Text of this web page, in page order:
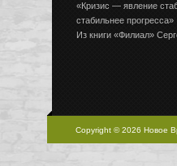
«Кризис — явление
стабильнее прогресса»
Из книги «Филиал»
Copyright © 2026 Новое